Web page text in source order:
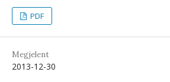
PDF
Megjelent
2013-12-30